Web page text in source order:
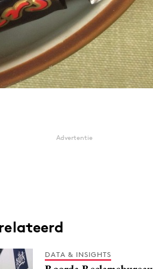
Advertentie
DATA & INSIGHTS